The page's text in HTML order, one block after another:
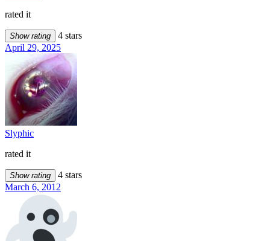
rated it
Show rating
4 stars
April 29, 2025
Slyphic
rated it
Show rating
4 stars
March 6, 2012